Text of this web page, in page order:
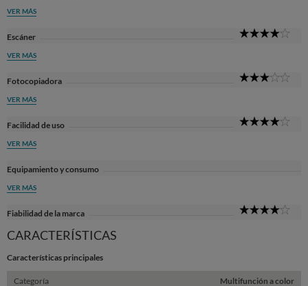
VER MÁS
Escáner
VER MÁS
Fotocopiadora
VER MÁS
Facilidad de uso
VER MÁS
Equipamiento y consumo
VER MÁS
Fiabilidad de la marca
CARACTERÍSTICAS
Características principales
Categoría Multifunción a color